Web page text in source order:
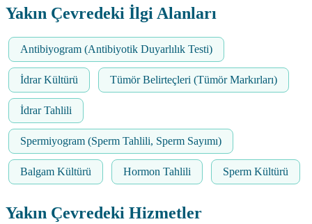
Yakın Çevredeki İlgi Alanları
Antibiyogram (Antibiyotik Duyarlılık Testi)
İdrar Kültürü Tümör Belirteçleri (Tümör Markırları)
İdrar Tahlili
Spermiyogram (Sperm Tahlili, Sperm Sayımı)
Balgam Kültürü Hormon Tahlili Sperm Kültürü
Yakın Çevredeki Hizmetler